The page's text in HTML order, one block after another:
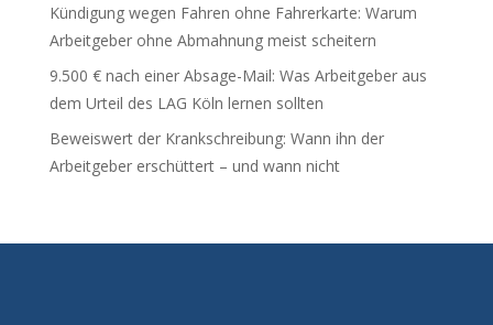
Kündigung wegen Fahren ohne Fahrerkarte: Warum
Arbeitgeber ohne Abmahnung meist scheitern
9.500 € nach einer Absage-Mail: Was Arbeitgeber aus
dem Urteil des LAG Köln lernen sollten
Beweiswert der Krankschreibung: Wann ihn der
Arbeitgeber erschüttert – und wann nicht